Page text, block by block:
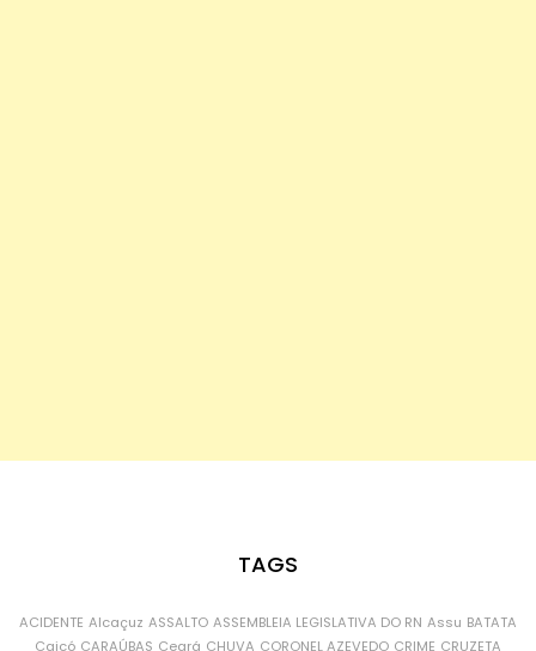
TAGS
ACIDENTE Alcaçuz ASSALTO ASSEMBLEIA LEGISLATIVA DO RN Assu BATATA
Caicó CARAÚBAS Ceará CHUVA CORONEL AZEVEDO CRIME CRUZETA